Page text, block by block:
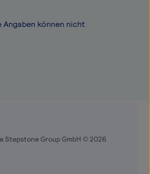
können nicht
Stepstone Group GmbH © 2026